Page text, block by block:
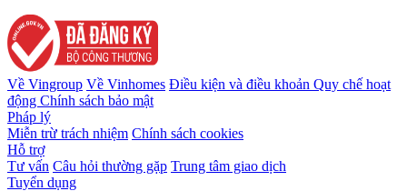
Về Vingroup Về Vinhomes Điều kiện và điều khoản Quy chế hoạt
động Chính sách bảo mật
Pháp lý
Miễn trừ trách nhiệm Chính sách cookies
Hỗ trợ
Tư vấn Câu hỏi thường gặp Trung tâm giao dịch
Tuyển dụng